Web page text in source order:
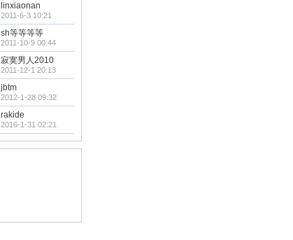
linxiaonan
2011-6-3 10:21
sh等等等等
2011-10-9 00:44
寂寞男人2010
2011-12-1 20:13
jbtm
2012-1-28 09:32
rakide
2016-1-31 02:21